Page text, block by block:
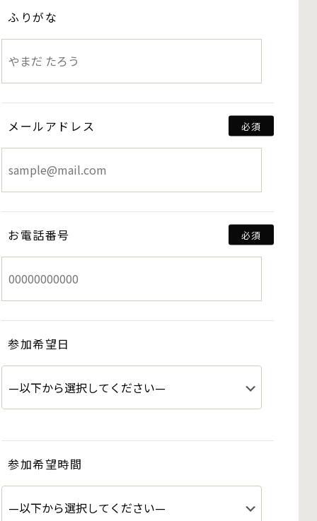
ふりがな
メールアドレス
お電話番号
参加希望日
参加希望時間